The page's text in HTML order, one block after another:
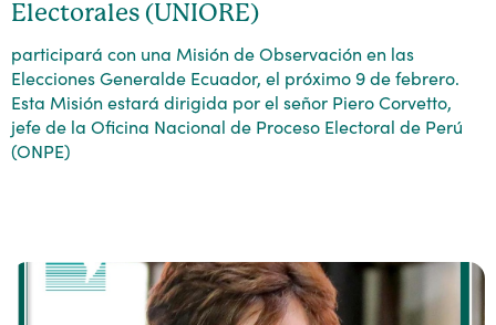
Electorales (UNIORE)
participará con una Misión de Observación en las
Elecciones Generalde Ecuador, el próximo 9 de febrero.
Esta Misión estará dirigida por el señor Piero Corvetto,
jefe de la Oficina Nacional de Proceso Electoral de Perú
(ONPE)